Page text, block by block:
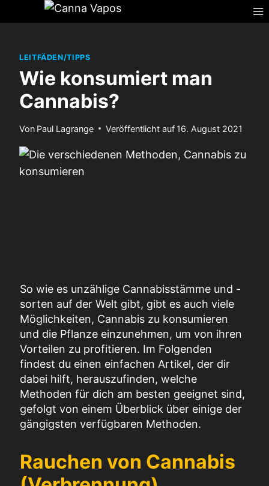
Inhalt
LEITFÄDEN/TIPPS
Wie konsumiert man
Cannabis?
Von Paul Lagrange Veröffentlicht auf 16. August 2021
So wie es unzählige Cannabisstämme und -
sorten auf der Welt gibt, gibt es auch viele
Möglichkeiten, Cannabis zu konsumieren
und die Pflanze einzunehmen, um von ihren
Vorteilen zu profitieren. Im Folgenden
findest du einen einfachen Artikel, der dir
dabei hilft, herauszufinden, welche
Methoden für dich am besten geeignet sind,
gefolgt von einem Überblick über einige der
gängigsten verfügbaren Methoden.
Rauchen von Cannabis